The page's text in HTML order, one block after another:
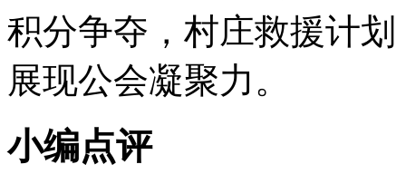
积分争夺，村庄救援计
展现公会凝聚力。
小编点评